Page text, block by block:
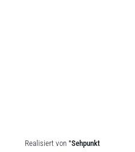
Realisiert von °Sehpunkt